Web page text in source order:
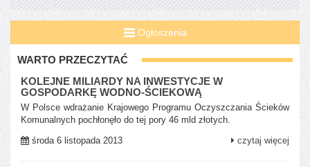
Ogłoszenia
WARTO PRZECZYTAĆ
KOLEJNE MILIARDY NA INWESTYCJE W
GOSPODARKĘ WODNO-ŚCIEKOWĄ
W Polsce wdrażanie Krajowego Programu Oczyszczania Ścieków
Komunalnych pochłonęło do tej pory 46 mld złotych.
środa 6 listopada 2013
czytaj więcej